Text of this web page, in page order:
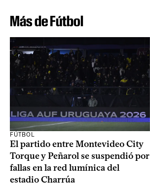
Más de Fútbol
FÚTBOL
El partido entre Montevideo City
Torque y Peñarol se suspendió por
fallas en la red lumínica del
estadio Charrúa